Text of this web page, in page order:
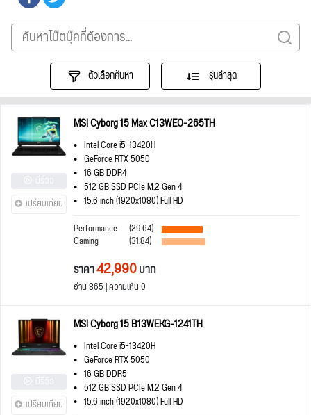
ตัวเลือกค้นหา รุ่นล่าสุด
เปรียบเทียบ
MSI Cyborg 15 Max C13WEO-265TH
Intel Core i5-13420H
GeForce RTX 5050
16 GB DDR4
512 GB SSD PCIe M.2 Gen 4
15.6 inch (1920x1080) Full HD
Performance
(29.64)
Gaming (31.84)
ราคา42,990บาท
อ่าน 865 | ความเห็น 0
เปรียบเทียบ
MSI Cyborg 15 B13WEKG-1241TH
Intel Core i5-13420H
GeForce RTX 5050
16 GB DDR5
512 GB SSD PCIe M.2 Gen 4
15.6 inch (1920x1080) Full HD